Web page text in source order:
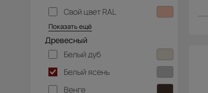
Свой цвет RAL
Серебристый
Серый
Темно-серый
Хаки
Черный
Показать ещё
Древесный
Белый дуб
Белый ясень
Венге